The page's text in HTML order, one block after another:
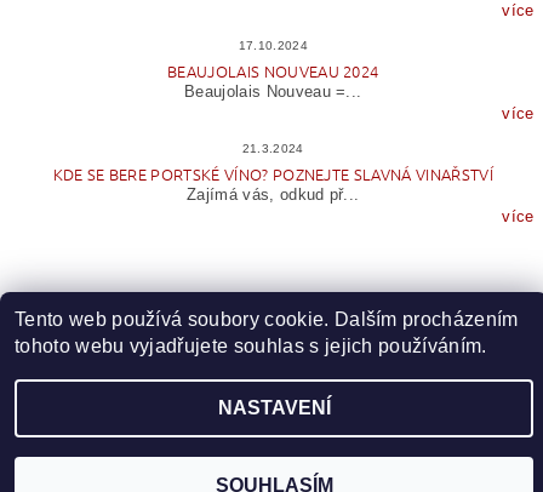
více
17.10.2024
BEAUJOLAIS NOUVEAU 2024
Beaujolais Nouveau =...
více
21.3.2024
KDE SE BERE PORTSKÉ VÍNO? POZNEJTE SLAVNÁ VINAŘSTVÍ
Zajímá vás, odkud př...
více
Upravit nastavení cookies
Vytvořil Shoptet
Tento web používá soubory cookie. Dalším procházením
tohoto webu vyjadřujete souhlas s jejich používáním.
NASTAVENÍ
SOUHLASÍM